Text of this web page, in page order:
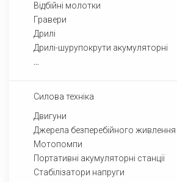
Відбійні молотки
Гравери
Дрилі
Дрилі-шурупокрути акумуляторні
Силова техніка
Двигуни
Джерела безперебійного живлення
Мотопомпи
Портативні акумуляторні станції
Стабілізатори напруги